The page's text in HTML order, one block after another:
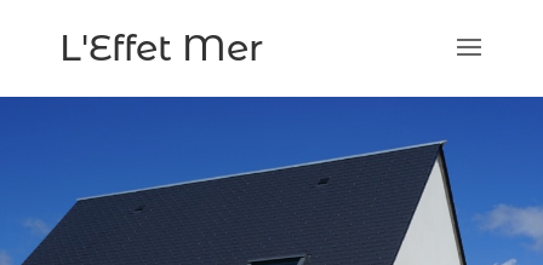
L'Effet Mer